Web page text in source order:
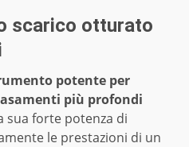
scarico otturato
potente per
più profondi
sua forte potenza di
le prestazioni di un